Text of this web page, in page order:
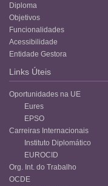
Diploma
Objetivos
Funcionalidades
Acessibilidade
Entidade Gestora
Links Úteis
Oportunidades na UE
Eures
EPSO
Carreiras Internacionais
Instituto Diplomático
EUROCID
Org. Int. do Trabalho
OCDE